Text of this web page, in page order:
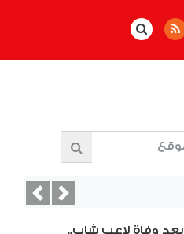
بعد وفاة لاعب شاب..
PreviousNext